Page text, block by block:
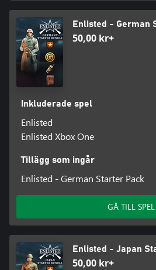
Enlisted - German
50,00 kr+
Inkluderade spel
Enlisted
Enlisted Xbox One
Tillägg som ingår
Enlisted - German Starter Pack
GÅ TILL SPEL
Enlisted - Japan
50,00 kr+